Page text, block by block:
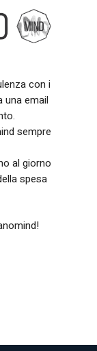
con i
una email
sempre
al giorno
spesa